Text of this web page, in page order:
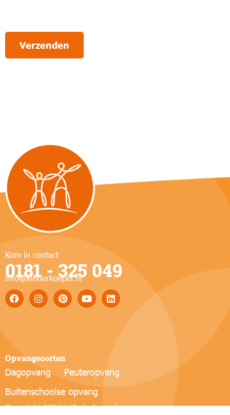
Verzenden
Kom in contact
0181 - 325 049
info@kinderkoepel.nl
Opvangsoorten
Dagopvang
Peuteropvang
Buitenschoolse opvang
Copyright 2026 | Kinderkoepel